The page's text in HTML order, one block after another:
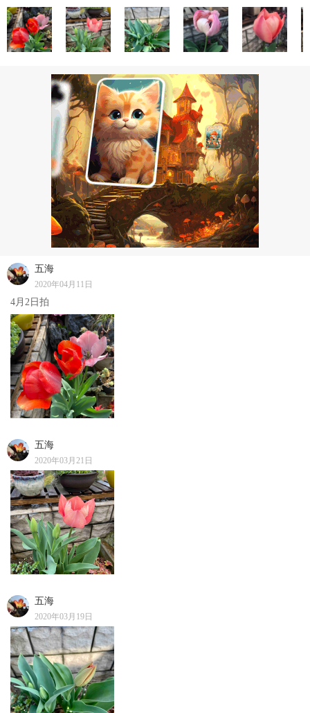
五海
2020年04月11日
4月2日拍
五海
2020年03月21日
五海
2020年03月19日